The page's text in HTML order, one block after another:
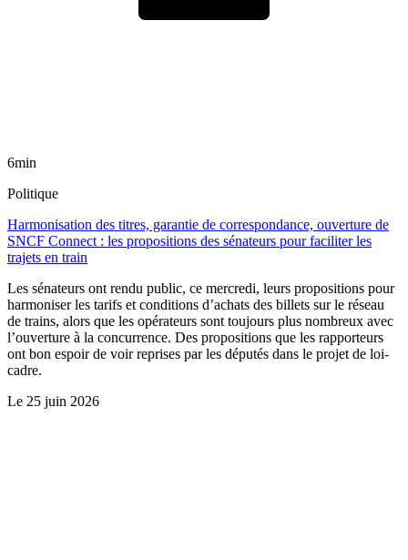
6min
Politique
Harmonisation des titres, garantie de correspondance, ouverture de
SNCF Connect : les propositions des sénateurs pour faciliter les
trajets en train
Les sénateurs ont rendu public, ce mercredi, leurs propositions pour
harmoniser les tarifs et conditions d’achats des billets sur le réseau
de trains, alors que les opérateurs sont toujours plus nombreux avec
l’ouverture à la concurrence. Des propositions que les rapporteurs
ont bon espoir de voir reprises par les députés dans le projet de loi-
cadre.
Le 25 juin 2026